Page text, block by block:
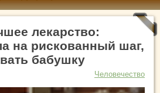
лекарство:
на рискованный шаг,
бабушку
Человечество